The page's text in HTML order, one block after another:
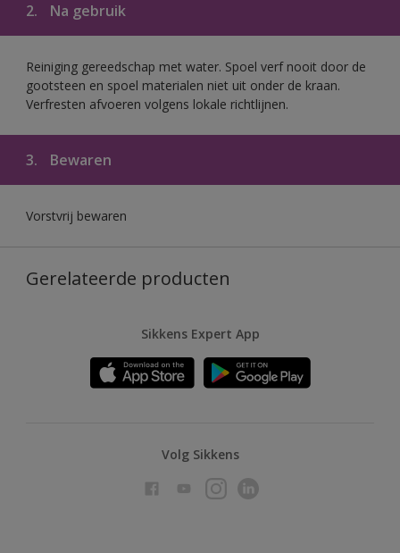
2. Na gebruik
Reiniging gereedschap met water. Spoel verf nooit door de
gootsteen en spoel materialen niet uit onder de kraan.
Verfresten afvoeren volgens lokale richtlijnen.
3. Bewaren
Vorstvrij bewaren
Gerelateerde producten
Sikkens Expert App
Volg Sikkens